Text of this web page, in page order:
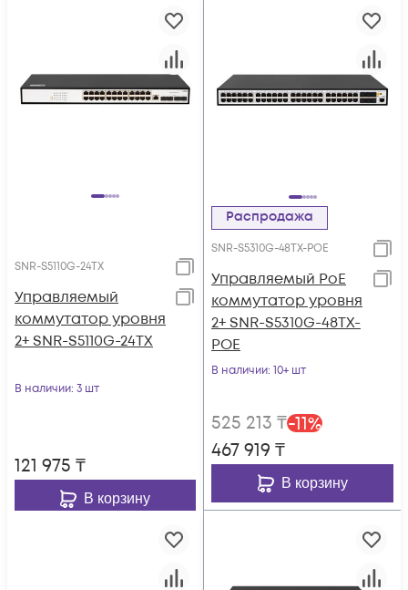
SNR-S5110G-24TX
Управляемый
коммутатор уровня
2+ SNR-S5110G-24TX
В наличии: 3 шт
121 975 ₸
В корзину
Распродажа
SNR-S5310G-48TX-POE
Управляемый PoE
коммутатор уровня
2+ SNR-S5310G-48TX-
POE
В наличии: 10+ шт
525 213 ₸-11%
467 919 ₸
В корзину